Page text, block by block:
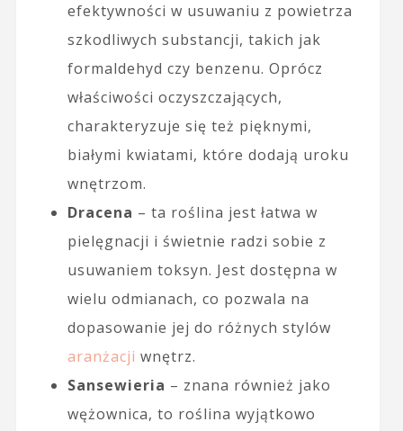
efektywności w usuwaniu z powietrza
szkodliwych substancji, takich jak
formaldehyd czy benzenu. Oprócz
właściwości oczyszczających,
charakteryzuje się też pięknymi,
białymi kwiatami, które dodają uroku
wnętrzom.
Dracena – ta roślina jest łatwa w
pielęgnacji i świetnie radzi sobie z
usuwaniem toksyn. Jest dostępna w
wielu odmianach, co pozwala na
dopasowanie jej do różnych stylów
aranżacji wnętrz.
Sansewieria – znana również jako
wężownica, to roślina wyjątkowo